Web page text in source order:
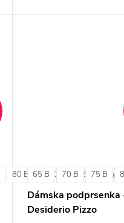
80 B 80 C 85 B +
65 B 70 B 75 B
Dámska podprsenka
Desiderio Pizzo